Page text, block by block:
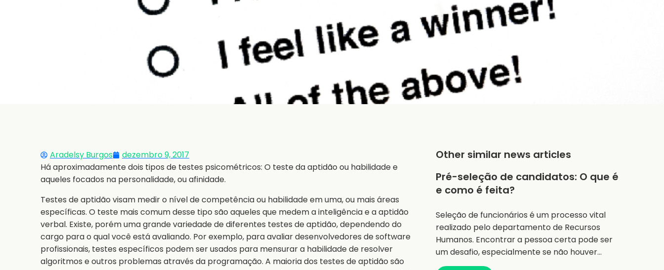
Aradelsy Burgos
dezembro 9, 2017
Há aproximadamente dois tipos de testes psicométricos: O teste da aptidão ou habilidade e
aqueles focados na personalidade, ou afinidade.
Testes de aptidão visam medir o nível de competência ou habilidade em uma, ou mais áreas
específicas. O teste mais comum desse tipo são aqueles que medem a inteligência e a aptidão
verbal. Existe, porém uma grande variedade de diferentes testes de aptidão, dependendo do
cargo para o qual você está avaliando. Por exemplo, para avaliar desenvolvedores de software
profissionais, testes específicos podem ser usados para mensurar a habilidade de resolver
algoritmos e outros problemas através da programação. A maioria dos testes de aptidão são
Other similar news articles
Pré-seleção de candidatos: O que é
e como é feita?
Seleção de funcionários é um processo vital
realizado pelo departamento de Recursos
Humanos. Encontrar a pessoa certa pode ser
um desafio, especialmente se não houver…